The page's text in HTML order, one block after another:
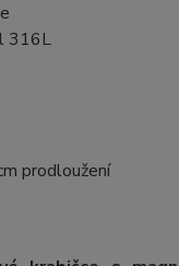
316L
prodloužení